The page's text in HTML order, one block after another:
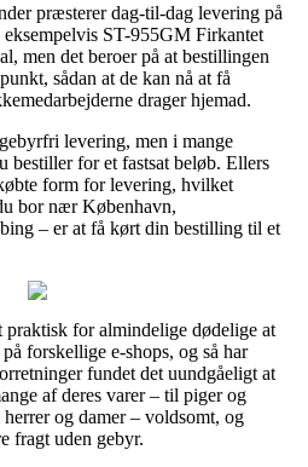
præsterer dag-til-dag levering på
eksempelvis ST-955GM Firkantet
men det beroer på at bestillingen
sådan at de kan nå at få
drager hjemad.
levering, men i mange
for et fastsat beløb. Ellers
form for levering, hvilket
bor nær København,
– er at få kørt din bestilling til et
praktisk for almindelige dødelige at
forskellige e-shops, og så har
fundet det uundgåeligt at
af deres varer – til piger og
og damer – voldsomt, og
fragt uden gebyr.